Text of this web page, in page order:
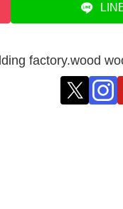
factory.wood